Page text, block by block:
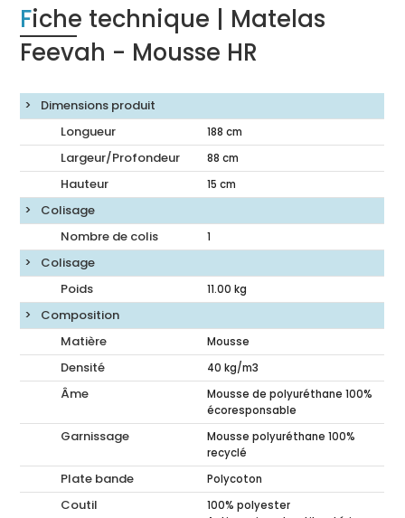
Fiche technique | Matelas
Feevah - Mousse HR
Dimensions produit
Longueur
188 cm
Largeur/Profondeur 88 cm
Hauteur 15 cm
Colisage
Nombre de colis
1
Colisage
Poids
11.00 kg
Composition
Matière
Mousse
Densité 40 kg/m3
Âme
Mousse de polyuréthane 100%
écoresponsable
Garnissage
Mousse polyuréthane 100%
recyclé
Plate bande Polycoton
Coutil
100% polyester